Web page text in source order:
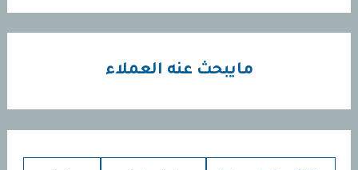
مايبحث عنه العملاء